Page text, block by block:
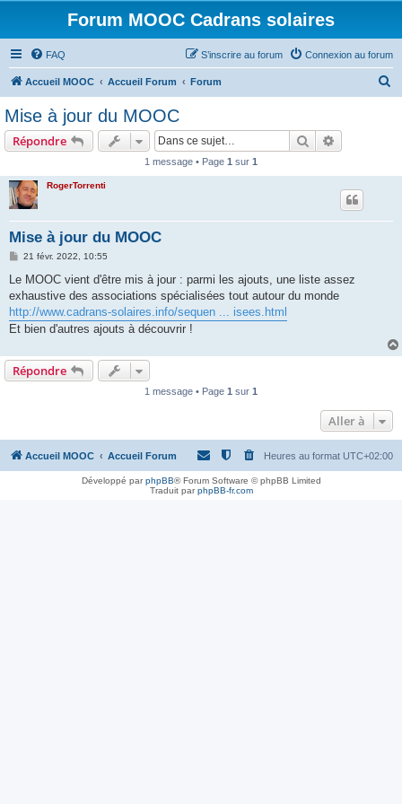
Forum MOOC Cadrans solaires
FAQ Connexion au forum
S’inscrire au forum
Accueil MOOC Accueil Forum Forum
Mise à jour du MOOC
Répondre Rechercher
1 message • Page 1 sur 1
RogerTorrenti
Mise à jour du MOOC
M
s
a
g
e
21 févr. 2022, 10:55
Le MOOC vient d'être mis à jour : parmi les ajouts, une liste assez
exhaustive des associations spécialisées tout autour du monde
http://www.cadrans-solaires.info/sequen ... isees.html
Et bien d'autres ajouts à découvrir !
Répondre
1 message • Page 1 sur 1
Aller à
Accueil MOOC Accueil Forum Heures au format UTC+02:00
Développé parphpBB® Forum Software © phpBB Limited
Traduit parphpBB-fr.com